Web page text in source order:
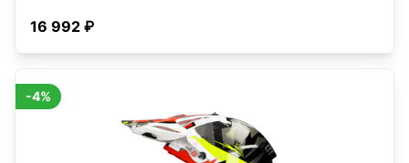
16 992 ₽
-4%